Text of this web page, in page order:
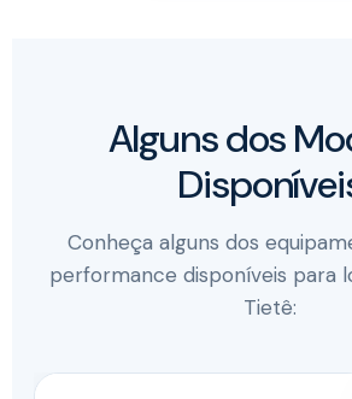
Alguns dos
Conheça alguns dos
performance disponíveis para
Tietê: